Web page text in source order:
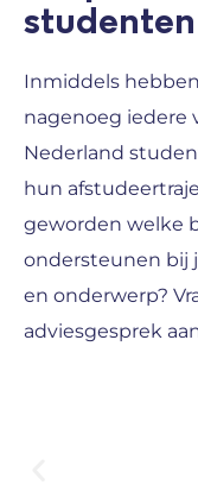
studenten
Inmiddels
nagenoeg iedere
Nederland
hun
geworden welke
ondersteunen bij
en onderwerp?
adviesgesprek